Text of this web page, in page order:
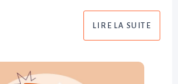
LIRE LA SUITE